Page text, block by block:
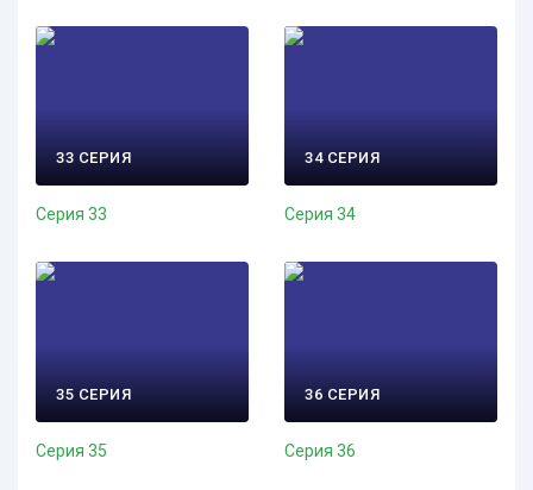
33 СЕРИЯ
Серия 33
34 СЕРИЯ
Серия 34
35 СЕРИЯ
Серия 35
36 СЕРИЯ
Серия 36